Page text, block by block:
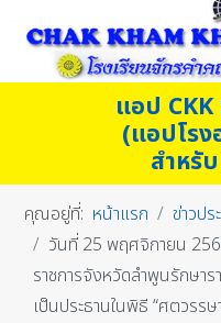
แอป
(แอปโรง
สำหรั
คุณอยู่ที่: หน้าแรก ข่าวป
วันที่ 25 พฤศจิกายน
ราชการจังหวัดลำพูนรักษา
เป็นประธานในพิธี “ศตวรร